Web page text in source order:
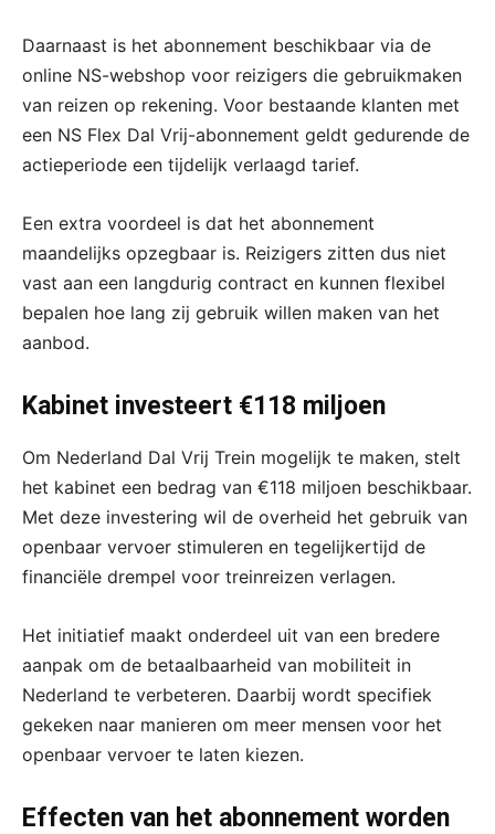
Daarnaast is het abonnement beschikbaar via de
online NS-webshop voor reizigers die gebruikmaken
van reizen op rekening. Voor bestaande klanten met
een NS Flex Dal Vrij-abonnement geldt gedurende de
actieperiode een tijdelijk verlaagd tarief.
Een extra voordeel is dat het abonnement
maandelijks opzegbaar is. Reizigers zitten dus niet
vast aan een langdurig contract en kunnen flexibel
bepalen hoe lang zij gebruik willen maken van het
aanbod.
Kabinet investeert €118 miljoen
Om Nederland Dal Vrij Trein mogelijk te maken, stelt
het kabinet een bedrag van €118 miljoen beschikbaar.
Met deze investering wil de overheid het gebruik van
openbaar vervoer stimuleren en tegelijkertijd de
financiële drempel voor treinreizen verlagen.
Het initiatief maakt onderdeel uit van een bredere
aanpak om de betaalbaarheid van mobiliteit in
Nederland te verbeteren. Daarbij wordt specifiek
gekeken naar manieren om meer mensen voor het
openbaar vervoer te laten kiezen.
Effecten van het abonnement worden